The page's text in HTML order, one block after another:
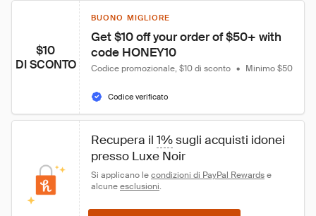
$10
DI SCONTO
BUONO MIGLIORE
Get $10 off your order of $50+ with
code HONEY10
Codice promozionale, $10 di sconto • Minimo $50
Codice verificato
Recupera il 1% sugli acquisti idonei
presso Luxe Noir
Si applicano le condizioni di PayPal Rewards e
alcune esclusioni.